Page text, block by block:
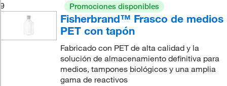
9 Promociones disponibles
Fisherbrand™ Frasco de medios
PET con tapón
Fabricado con PET de alta calidad y la
solución de almacenamiento definitiva para
medios, tampones biológicos y una amplia
gama de reactivos